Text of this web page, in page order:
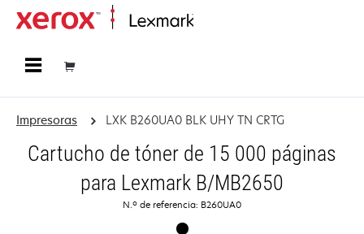
Impresoras LXK B260UA0 BLK UHY TN CRTG
Cartucho de tóner de 15 000 páginas
para Lexmark B/MB2650
N.º de referencia: B260UA0